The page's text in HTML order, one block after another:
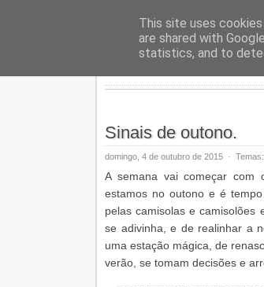
Sinais de outono.
domingo, 4 de outubro de 2015 · Temas:
A semana vai começar com
estamos no outono e é
pelas camisolas e
se adivinha, e de realinhar a
uma estação mágica, de
verão, se tomam decisões e
This site uses
are shared with
statistics, and to